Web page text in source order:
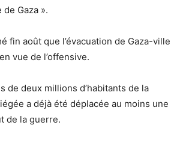
Gaza ».
fin août que l’évacuation de Gaza-ville
vue de l’offensive.
de deux millions d’habitants de la
a déjà été déplacée au moins une
de la guerre.